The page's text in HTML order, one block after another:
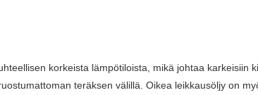
korkeista lämpötiloista, mikä johtaa karkeisiin
teräksen välillä. Oikea leikkausöljy on